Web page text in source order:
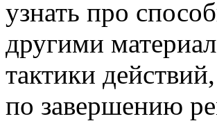
узнать про
другими
тактики
по завершению